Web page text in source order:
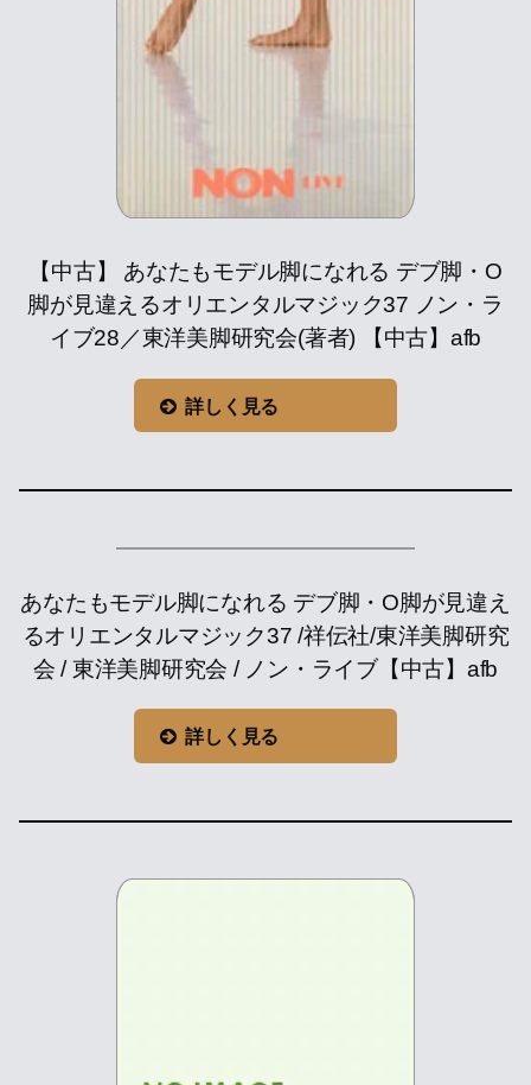
【中古】 あなたもモデル脚になれる デブ脚・O
脚が見違えるオリエンタルマジック37 ノン・ラ
イブ28／東洋美脚研究会(著者) 【中古】afb
詳しく見る
あなたもモデル脚になれる デブ脚・O脚が見違え
るオリエンタルマジック37 /祥伝社/東洋美脚研究
会 / 東洋美脚研究会 / ノン・ライブ【中古】afb
詳しく見る